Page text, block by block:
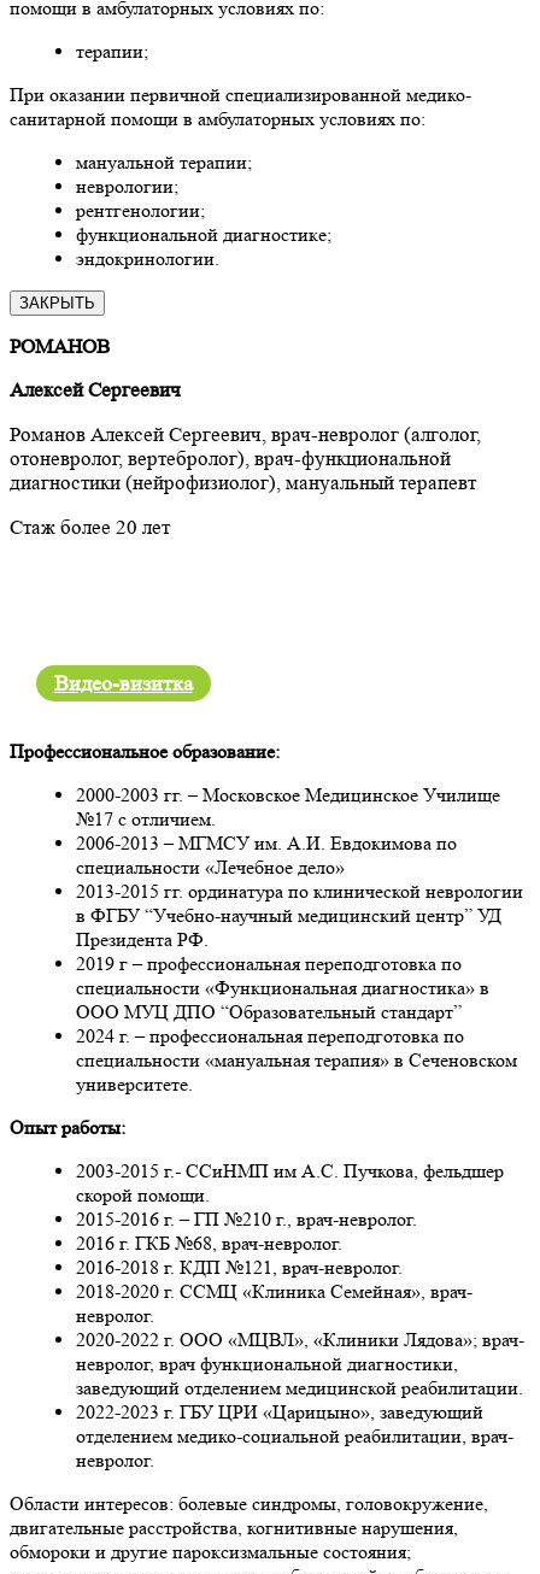
помощи в амбулаторных условиях по:
терапии;
При оказании первичной специализированной медико-
санитарной помощи в амбулаторных условиях по:
мануальной терапии;
неврологии;
рентгенологии;
функциональной диагностике;
эндокринологии.
ЗАКРЫТЬ
РОМАНОВ
Алексей Сергеевич
Романов Алексей Сергеевич, врач-невролог (алголог,
отоневролог, вертебролог), врач-функциональной
диагностики (нейрофизиолог), мануальный терапевт
Стаж более 20 лет
Видео-визитка
Профессиональное образование:
2000-2003 гг. – Московское Медицинское Училище
№17 с отличием.
2006-2013 – МГМСУ им. А.И. Евдокимова по
специальности «Лечебное дело»
2013-2015 гг. ординатура по клинической неврологии
в ФГБУ “Учебно-научный медицинский центр” УД
Президента РФ.
2019 г – профессиональная переподготовка по
специальности «Функциональная диагностика» в
ООО МУЦ ДПО “Образовательный стандарт”
2024 г. – профессиональная переподготовка по
специальности «мануальная терапия» в Сеченовском
университете.
Опыт работы:
2003-2015 г.- ССиНМП им А.С. Пучкова, фельдшер
скорой помощи.
2015-2016 г. – ГП №210 г., врач-невролог.
2016 г. ГКБ №68, врач-невролог.
2016-2018 г. КДП №121, врач-невролог.
2018-2020 г. ССМЦ «Клиника Семейная», врач-
невролог.
2020-2022 г. ООО «МЦВЛ», «Клиники Лядова»; врач-
невролог, врач функциональной диагностики,
заведующий отделением медицинской реабилитации.
2022-2023 г. ГБУ ЦРИ «Царицыно», заведующий
отделением медико-социальной реабилитации, врач-
невролог.
Области интересов: болевые синдромы, головокружение,
двигательные расстройства, когнитивные нарушения,
обмороки и другие пароксизмальные состояния;